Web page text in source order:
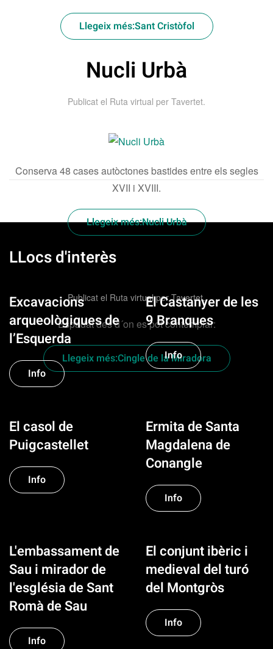
Llegeix més:Sant Cristòfol
Nucli Urbà
Publicat el Ruta virtual per Tavertet.
Conserva 48 cases autòctones bastides entre els segles
XVII i XVIII.
Llegeix més:Nucli Urbà
Cingle de la Miradora
Publicat el Ruta virtual per Tavertet.
Espadat des d´on es pot contemplar:
Llegeix més:Cingle de la Miradora
LLocs d'interès
Excavacions
arqueològiques de
l’Esquerda
Info
El Castanyer de les
9 Branques
Info
El casol de
Puigcastellet
Info
Ermita de Santa
Magdalena de
Conangle
Info
L'embassament de
Sau i mirador de
l'església de Sant
Romà de Sau
Info
El conjunt ibèric i
medieval del turó
del Montgròs
Info